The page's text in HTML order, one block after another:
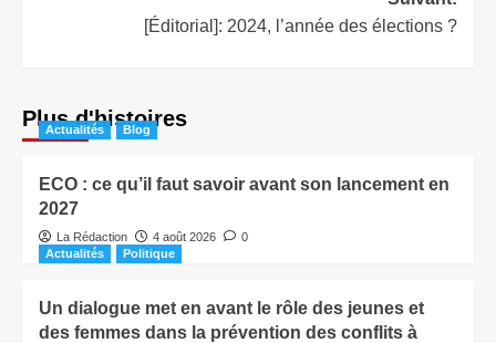
[Éditorial]: 2024, l’année des élections ?
Plus d'histoires
Actualités Blog
ECO : ce qu’il faut savoir avant son lancement en
2027
La Rédaction 4 août 2026
0
Actualités
Politique
Un dialogue met en avant le rôle des jeunes et
des femmes dans la prévention des conflits à